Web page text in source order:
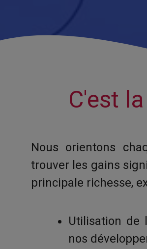
C'est
Nous orientons
trouver les gains
principale richesse,
Utilisation de
nos